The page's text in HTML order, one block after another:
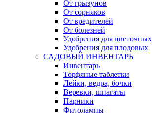
От грызунов
От сорняков
От вредителей
От болезней
Удобрения для цветочных
Удобрения для плодовых
САДОВЫЙ ИНВЕНТАРЬ
Инвентарь
Торфяные таблетки
Лейки, ведра, бочки
Веревки, шпагаты
Парники
Фитолампы